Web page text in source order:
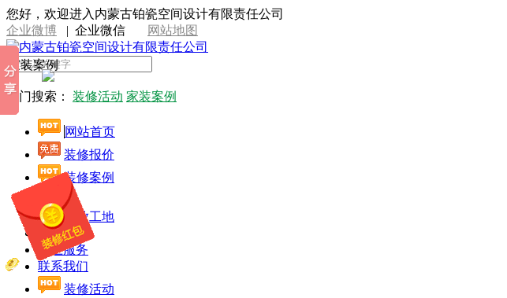
您好，欢迎进入内蒙古铂瓷空间设计有限责任公司
企业微博 | 企业微信 网站地图
家装案例
热门搜索： 装修活动 家装案例
网站首页
装修报价
装修案例
设计师
开放工地
施工工艺
线上服务
联系我们
装修活动